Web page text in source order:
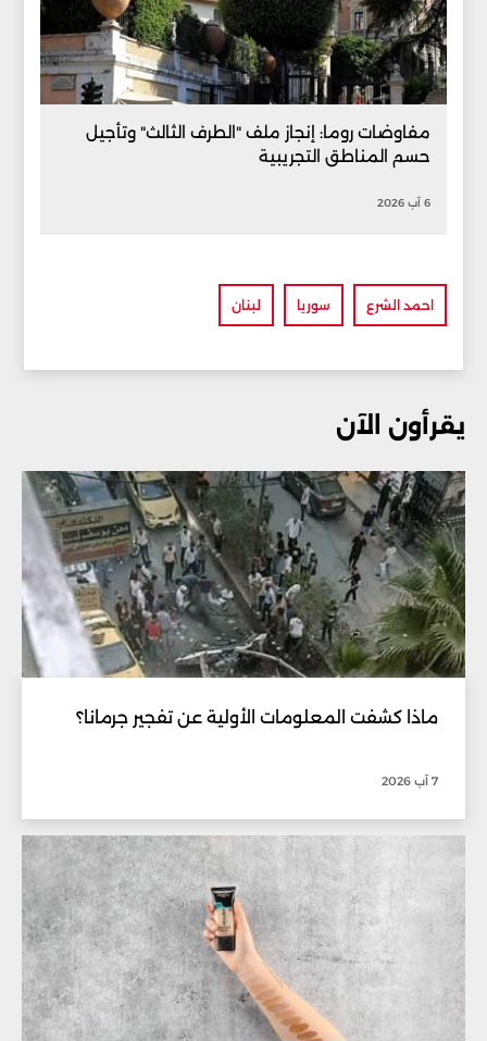
مفاوضات روما: إنجاز ملف "الطرف الثالث" وتأجيل
حسم المناطق التجريبية
6 آب 2026
احمد الشرع سوريا لبنان
يقرأون الآن
ماذا كشفت المعلومات الأولية عن تفجير جرمانا؟
7 آب 2026